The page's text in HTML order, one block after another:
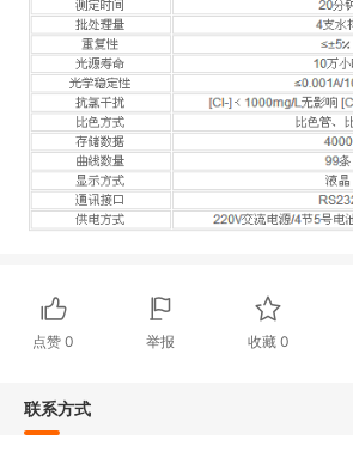
点赞0 举报 收藏 0
联系方式